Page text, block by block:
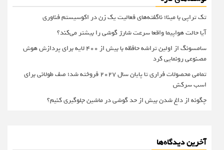
تک تراپی با مینا؛ ناگفته‌های فعالیت یک زن در اکوسیستم فناوری
آیا حالت هواپیما واقعا سرعت شارژ گوشی را بیشتر می‌کند؟
سامسونگ از اولین تراشه حافظه با بیش از ۴۰۰ لایه برای پردازش هوش
مصنوعی رونمایی کرد
تمامی محصولات فراری تا پایان سال ۲۰۲۷ فروخته شد؛ صف طولانی برای
اسب سرکش
چگونه از داغ شدن بیش از حد گوشی در ماشین جلوگیری کنیم؟
آخرین دیدگاه‌ها